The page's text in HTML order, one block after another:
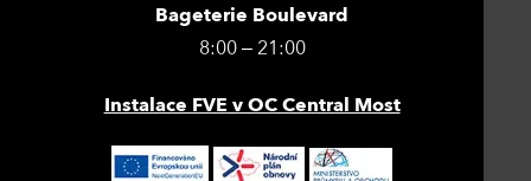
Bageterie Boulevard
8:00 – 21:00
Instalace FVE v OC Central Most